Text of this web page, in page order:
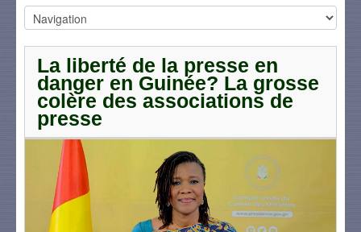
La liberté de la presse en
danger en Guinée? La grosse
colère des associations de
presse